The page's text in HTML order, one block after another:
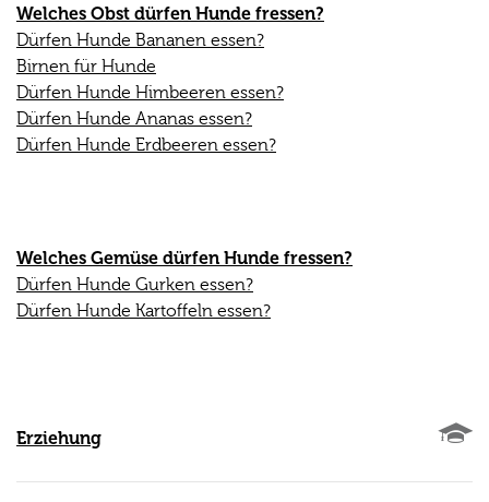
Welches Obst dürfen Hunde fressen?
Dürfen Hunde Bananen essen?
Birnen für Hunde
Dürfen Hunde Himbeeren essen?
Dürfen Hunde Ananas essen?
Dürfen Hunde Erdbeeren essen?
Welches Gemüse dürfen Hunde fressen?
Dürfen Hunde Gurken essen?
Dürfen Hunde Kartoffeln essen?
Erziehung